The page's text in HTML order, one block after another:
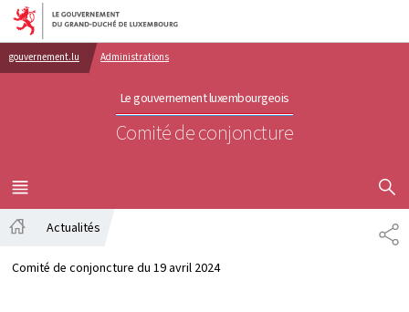
Aller au menu principal
Aller au contenu
gouvernement.lu Administrations
Le gouvernement luxembourgeois
Comité de conjoncture
MENU
PRINCIPAL
Actualités
Comité de conjoncture du 19 avril 2024